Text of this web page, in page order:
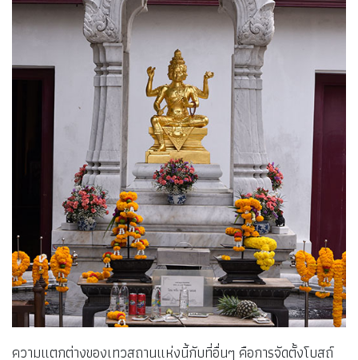
ความแตกต่างของเทวสถานแห่งนี้กับที่อื่นๆ คือการจัดตั้งโบสถ์